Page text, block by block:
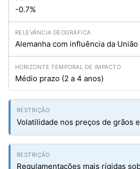
-0.7%
Alemanha com influência da
Médio prazo (2 a 4 anos)
Volatilidade nos preços de grãos
Regulamentações mais rígidas